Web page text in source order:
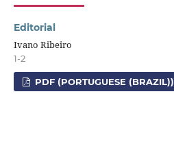
Editorial
Ivano Ribeiro
1-2
PDF (PORTUGUESE (BRAZIL))